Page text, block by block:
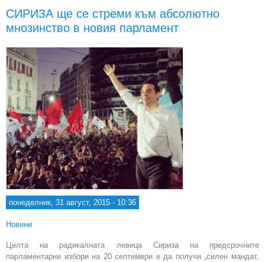
СИРИЗА ще се стреми към абсолютно
мнозинство в новия парламент
понеделник, 31 август, 2015 - 10:36
Новини
Целта на радикалната левица Сириза на предсрочните
парламентарни избори на 20 септември е да получи „силен мандат,